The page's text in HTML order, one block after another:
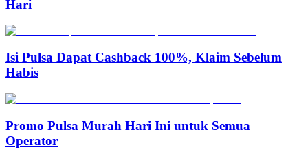
Hari
Isi Pulsa Dapat Cashback 100%, Klaim Sebelum
Habis
Promo Pulsa Murah Hari Ini untuk Semua
Operator